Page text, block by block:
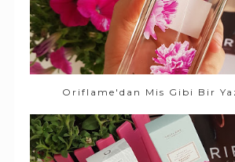
Oriflame'dan Mis Gibi Bir